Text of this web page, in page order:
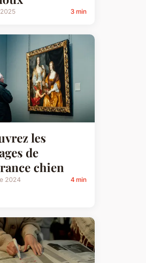
3 min
les
de
chien
2024 4 min